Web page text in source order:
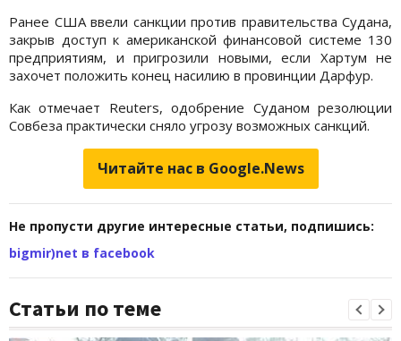
Ранее США ввели санкции против правительства Судана,
закрыв доступ к американской финансовой системе 130
предприятиям, и пригрозили новыми, если Хартум не
захочет положить конец насилию в провинции Дарфур.
Как отмечает Reuters, одобрение Суданом резолюции
Совбеза практически сняло угрозу возможных санкций.
Читайте нас в Google.News
Не пропусти другие интересные статьи, подпишись:
bigmir)net в facebook
Статьи по теме